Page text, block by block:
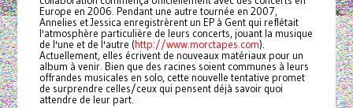
Europe en 2006. Pendant une autre tournée en 2007,
Annelies et Jessica enregistrèrent un EP à Gent qui reflétait
l'atmosphère particulière de leurs concerts, jouant la musique
de l'une et de l'autre (http://www.morctapes.com).
Actuellement, elles écrivent de nouveaux matériaux pour un
album à venir. Bien que des racines soient communes à leurs
offrandes musicales en solo, cette nouvelle tentative promet
de surprendre celles/ceux qui pensent déjà savoir quoi
attendre de leur part.